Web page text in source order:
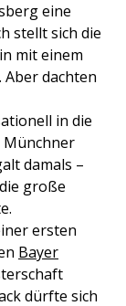
eine
stellt sich die
mit einem
dachten
in die
Münchner
damals –
große
ersten
Bayer
dürfte sich